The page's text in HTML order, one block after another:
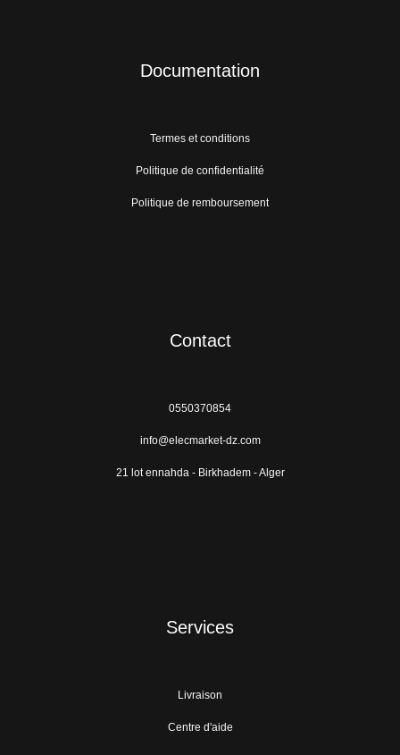
Documentation
Termes et conditions
Politique de confidentialité
Politique de remboursement
Contact
0550370854
info@elecmarket-dz.com
21 lot ennahda - Birkhadem - Alger
Services
Livraison
Centre d'aide